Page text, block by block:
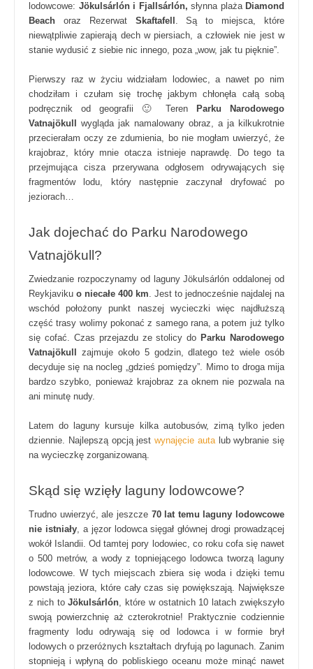
lodowcowe: Jökulsárlón i Fjallsárlón, słynna plażaDiamond
Beach oraz Rezerwat Skaftafell . Są to miejsca, które
niewątpliwie zapierają dech w piersiach, a człowiek nie jest w
stanie wydusić z siebie nic innego, poza „wow, jak tu pięknie”.
Pierwszy raz w życiu widziałam lodowiec, a nawet po nim
chodziłam i czułam się trochę jakbym chłonęła całą sobą
podręcznik od geografii 🙂 Teren
Parku Narodowego
Vatnajökull
wygląda jak namalowany obraz, a ja kilkukrotnie
przecierałam oczy ze zdumienia, bo nie mogłam uwierzyć, że
krajobraz, który mnie otacza istnieje naprawdę. Do tego ta
przejmująca cisza przerywana odgłosem odrywających się
fragmentów lodu, który następnie zaczynał dryfować po
jeziorach…
Jak dojechać do Parku Narodowego
Vatnajökull?
Zwiedzanie rozpoczynamy od laguny Jökulsárlón oddalonej od
Reykjaviku o niecałe 400 km. Jest to jednocześnie najdalej na
wschód położony punkt naszej wycieczki więc najdłuższą
część trasy wolimy pokonać z samego rana, a potem już tylko
się cofać. Czas przejazdu ze stolicy do Parku Narodowego
Vatnajökull zajmuje około 5 godzin, dlatego też wiele osób
decyduje się na nocleg „gdzieś pomiędzy”. Mimo to droga mija
bardzo szybko, ponieważ krajobraz za oknem nie pozwala na
ani minutę nudy.
Latem do laguny kursuje kilka autobusów, zimą tylko jeden
dziennie. Najlepszą opcją jest wynajęcie autalub wybranie się
na wycieczkę zorganizowaną.
Skąd się wzięły laguny lodowcowe?
Trudno uwierzyć, ale jeszcze 70 lat temu laguny lodowcowe
nie istniały, a jęzor lodowca sięgał głównej drogi prowadzącej
wokół Islandii. Od tamtej pory lodowiec, co roku cofa się nawet
o 500 metrów, a wody z topniejącego lodowca tworzą laguny
lodowcowe. W tych miejscach zbiera się woda i dzięki temu
powstają jeziora, które cały czas się powiększają. Największe
z nich toJökulsárlón, które w ostatnich 10 latach zwiększyło
swoją powierzchnię aż czterokrotnie! Praktycznie codziennie
fragmenty lodu odrywają się od lodowca i w formie brył
lodowych o przeróżnych kształtach dryfują po lagunach. Zanim
stopnieją i wpłyną do pobliskiego oceanu może minąć nawet